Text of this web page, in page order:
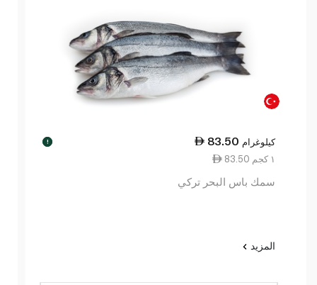
83.50 كيلوغرام !
83.50 ١ كجم
سمك باس البحر تركي
المزيد